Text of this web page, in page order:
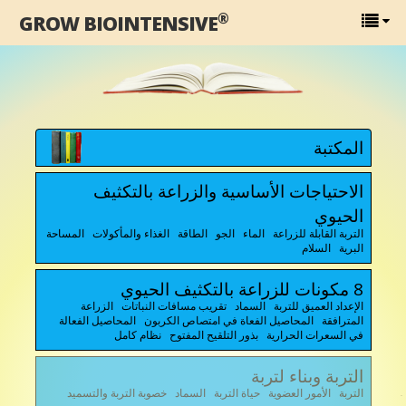
GROW BIOINTENSIVE®
المكتبة
الاحتياجات الأساسية والزراعة بالتكثيف
الحيوي
التربة القابلة للزراعة الماء الجو الطاقة الغذاء والمأكولات المساحة
البرية السلام
8 مكونات للزراعة بالتكثيف الحيوي
الإعداد العميق للتربة السماد تقريب مسافات النباتات الزراعة
المترافقة المحاصيل الفعاة في امتصاص الكربون المحاصيل الفعالة
في السعرات الحرارية بذور التلقيح المفتوح نظام كامل
التربة وبناء لتربة
التربة الأمور العضوية حياة التربة السماد خصوبة التربة والتسميد